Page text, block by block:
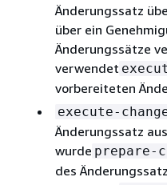
Änderungssatz
über ein
Änderungssätze
verwendet
vorbereiteten
execute-
Änderungssatz
wurde prepare-
des